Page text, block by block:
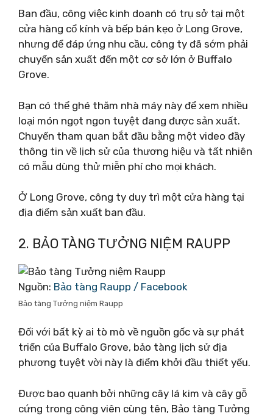
Ban đầu, công việc kinh doanh có trụ sở tại một
cửa hàng cổ kính và bếp bán kẹo ở Long Grove,
nhưng để đáp ứng nhu cầu, công ty đã sớm phải
chuyển sản xuất đến một cơ sở lớn ở Buffalo
Grove.
Bạn có thể ghé thăm nhà máy này để xem nhiều
loại món ngọt ngon tuyệt đang được sản xuất.
Chuyến tham quan bắt đầu bằng một video đầy
thông tin về lịch sử của thương hiệu và tất nhiên
có mẫu dùng thử miễn phí cho mọi khách.
Ở Long Grove, công ty duy trì một cửa hàng tại
địa điểm sản xuất ban đầu.
2. BẢO TÀNG TƯỞNG NIỆM RAUPP
Nguồn: Bảo tàng Raupp / Facebook
Bảo tàng Tưởng niệm Raupp
Đối với bất kỳ ai tò mò về nguồn gốc và sự phát
triển của Buffalo Grove, bảo tàng lịch sử địa
phương tuyệt vời này là điểm khởi đầu thiết yếu.
Được bao quanh bởi những cây lá kim và cây gỗ
cứng trong công viên cùng tên, Bảo tàng Tưởng